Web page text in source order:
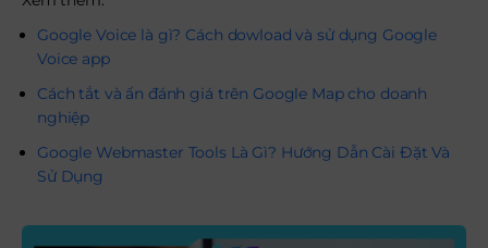
Google Voice là gì? Cách dowload và sử dụng Google
Voice app
Cách tắt và ẩn đánh giá trên Google Map cho doanh
nghiệp
Google Webmaster Tools Là Gì? Hướng Dẫn Cài Đặt Và
Sử Dụng